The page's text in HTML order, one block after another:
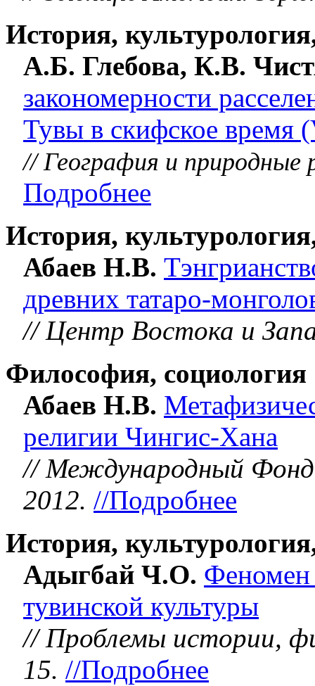
История,
А.Б. Глебова, К.В.
закономерности
Тувы в скифское
// География и
Подробнее
История,
Абаев Н.В.
древних татаро-
// Центр Востока и
Философия, социология
Абаев Н.В.
религии Чингис-Хана
// Международный Фонд
2012. //Подробнее
История,
Адыгбай Ч.О. Феномен
тувинской культуры
// Проблемы истории,
15. //Подробнее